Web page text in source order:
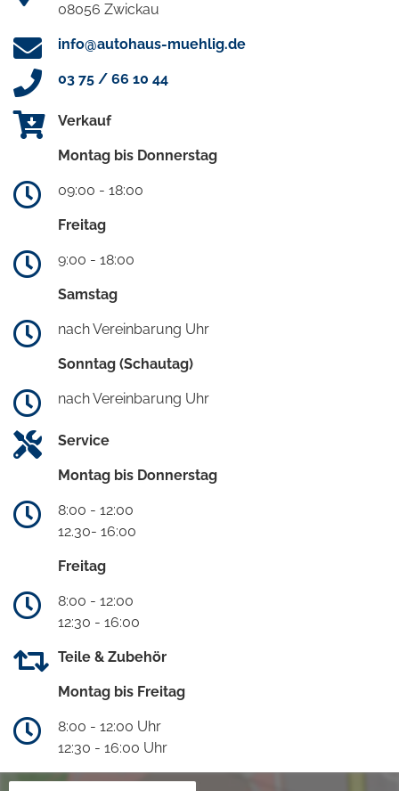
08056 Zwickau
info@autohaus-muehlig.de
03 75 / 66 10 44
Verkauf
Montag bis Donnerstag
09:00 - 18:00
Freitag
9:00 - 18:00
Samstag
nach Vereinbarung Uhr
Sonntag (Schautag)
nach Vereinbarung Uhr
Service
Montag bis Donnerstag
8:00 - 12:00
12.30- 16:00
Freitag
8:00 - 12:00
12:30 - 16:00
Teile & Zubehör
Montag bis Freitag
8:00 - 12:00 Uhr
12:30 - 16:00 Uhr